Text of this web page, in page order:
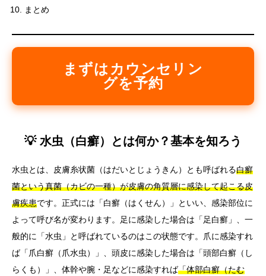
まとめ
まずはカウンセリン
グを予約
💡 水虫（白癬）とは何か？基本を知ろう
水虫とは、皮膚糸状菌（はだいとじょうきん）とも呼ばれる白癬
菌という真菌（カビの一種）が皮膚の角質層に感染して起こる皮
膚疾患です。正式には「白癬（はくせん）」といい、感染部位に
よって呼び名が変わります。足に感染した場合は「足白癬」、一
般的に「水虫」と呼ばれているのはこの状態です。爪に感染すれ
ば「爪白癬（爪水虫）」、頭皮に感染した場合は「頭部白癬（し
らくも）」、体幹や腕・足などに感染すれば「体部白癬（たむ